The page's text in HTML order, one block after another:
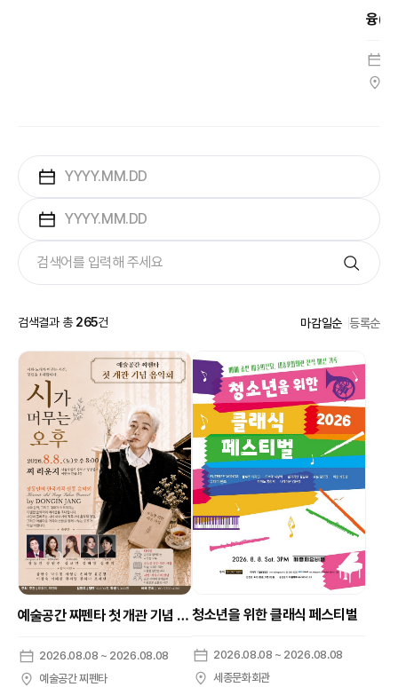
검색결과 총 265건 마감일순 등록순
예술공간 찌펜타 첫 개관 기념 음악회, 장동인의 한국가곡 살롱 음악회: 시가 머무는 오후
2026.08.08 ~ 2026.08.08
예술공간 찌펜타
청소년을 위한 클래식 페스티벌
2026.08.08 ~ 2026.08.08
세종문화회관